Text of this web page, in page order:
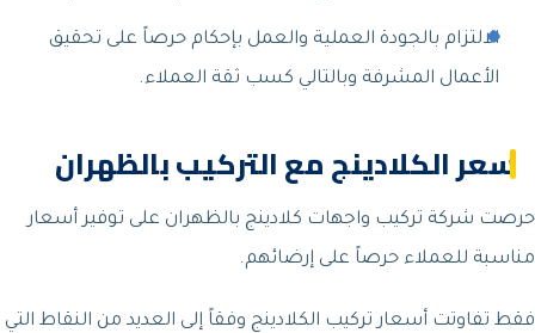
الالتزام بالجودة العملية والعمل بإحكام حرصاً على تحقيق
الأعمال المشرفة وبالتالي كسب ثقة العملاء.
سعر الكلادينج مع التركيب بالظهران
حرصت شركة تركيب واجهات كلادينج بالظهران على توفير أسعار
مناسبة للعملاء حرصاً على إرضائهم.
فقط تفاوتت أسعار تركيب الكلادينج وفقاً إلى العديد من النقاط التي